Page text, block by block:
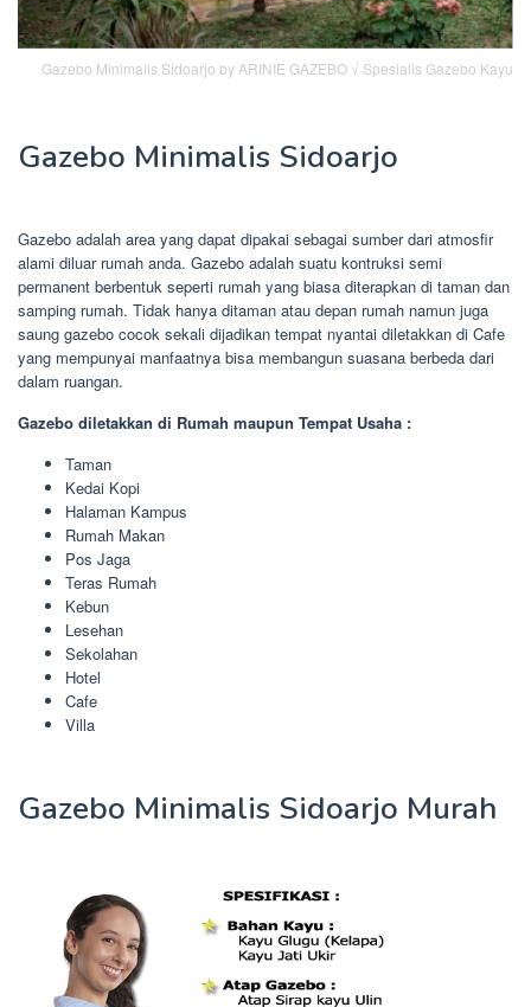
Gazebo Minimalis Sidoarjo by ARINIE GAZEBO √ Spesialis Gazebo Kayu
Gazebo Minimalis Sidoarjo
Gazebo adalah area yang dapat dipakai sebagai sumber dari atmosfir
alami diluar rumah anda. Gazebo adalah suatu kontruksi semi
permanent berbentuk seperti rumah yang biasa diterapkan di taman dan
samping rumah. Tidak hanya ditaman atau depan rumah namun juga
saung gazebo cocok sekali dijadikan tempat nyantai diletakkan di Cafe
yang mempunyai manfaatnya bisa membangun suasana berbeda dari
dalam ruangan.
Gazebo diletakkan di Rumah maupun Tempat Usaha :
Taman
Kedai Kopi
Halaman Kampus
Rumah Makan
Pos Jaga
Teras Rumah
Kebun
Lesehan
Sekolahan
Hotel
Cafe
Villa
Gazebo Minimalis Sidoarjo Murah